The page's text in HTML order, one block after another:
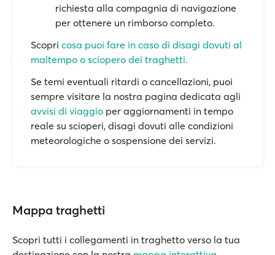
richiesta alla compagnia di navigazione
per ottenere un rimborso completo.
Scopri cosa puoi fare in caso di disagi dovuti al
maltempo o sciopero dei traghetti.
Se temi eventuali ritardi o cancellazioni, puoi
sempre visitare la nostra pagina dedicata agli
avvisi di viaggio per aggiornamenti in tempo
reale su scioperi, disagi dovuti alle condizioni
meteorologiche o sospensione dei servizi.
Mappa traghetti
Scopri tutti i collegamenti in traghetto verso la tua